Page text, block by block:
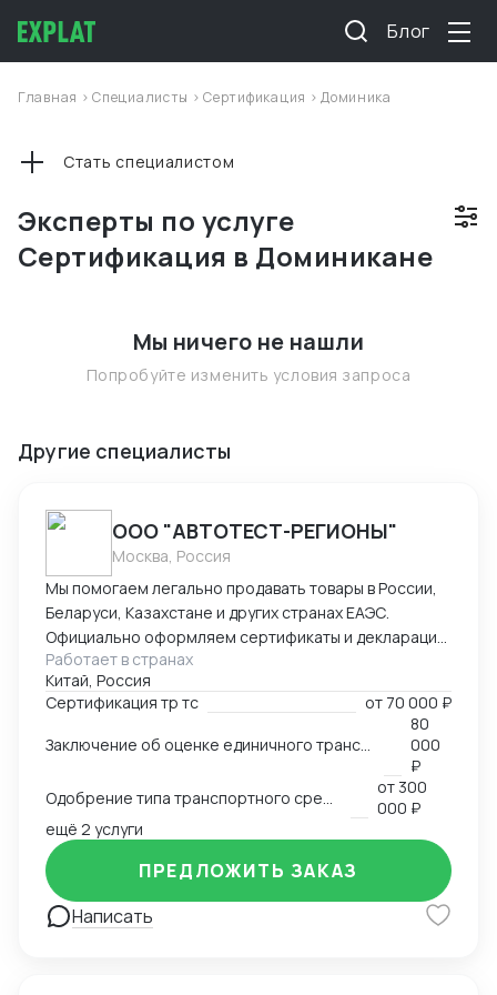
Блог
Главная >Специалисты >Сертификация >Доминика
Эксперты по услуге
Сертификация в Доминикане
Стать специалистом
Мы ничего не нашли
Попробуйте изменить условия запроса
Другие специалисты
ООО "АВТОТЕСТ-РЕГИОНЫ"
Москва, Россия
Мы помогаем легально продавать товары в России,
Беларуси, Казахстане и других странах ЕАЭС.
Официально оформляем сертификаты и декларации
соответствия ТР ТС. — обязательные документы для
использования продукции на рыноке. Так же
работаем по ОТТС, ОТШ, СБКТС, ЗОЕТС, ЭПСМ
Основная услуга: Оценка соответствия продукции
требованиям технического регламента
проводим испытания в аккредитованных
лабораториях и выдаем готовый,
зарегистрированный в Россакредитации (ФСА)
документ (сертификат или декларацию ТР ТС). Это
пропуск через таможню, маркетплейсы и в
магазины. Ценность для клиента: Помогаем
Работает в странах
Китай, Россия
Сертификация тр тс
от 70 000 ₽
Заключение об оценке единичного транспортного средства (ЗОЕТС)
80
000
₽
от 300
000 ₽
ещё 2 услуги
Написать
ПРЕДЛОЖИТЬ ЗАКАЗ